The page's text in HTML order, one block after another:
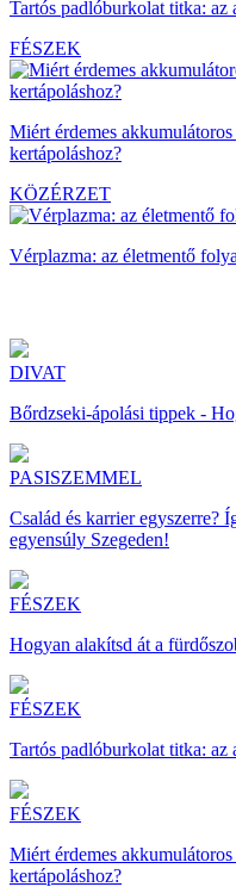
Tartós padlóburkolat titka: az
FÉSZEK
Miért érdemes
kertápoláshoz?
KÖZÉRZET
Vérplazma: az életmentő
DIVAT
Bőrdzseki-ápolási tippek -
PASISZEMMEL
Család és karrier egyszerre?
egyensúly Szegeden!
FÉSZEK
Hogyan alakítsd át a
FÉSZEK
Tartós padlóburkolat titka: az
FÉSZEK
Miért érdemes
kertápoláshoz?